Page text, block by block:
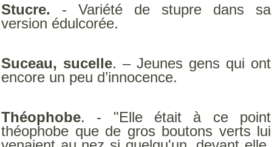
Stucre. - Variété de stupre dans sa
version édulcorée.
Suceau, sucelle. – Jeunes gens qui ont
encore un peu d’innocence.
Théophobe. - "Elle était à ce point
théophobe que de gros boutons verts lui